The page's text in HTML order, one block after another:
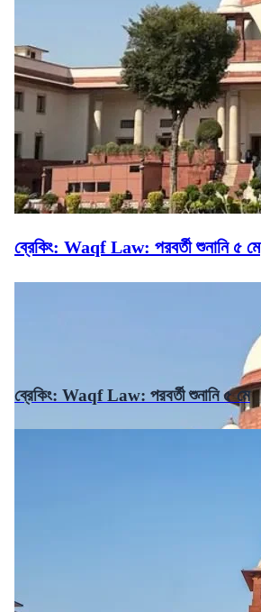
ব্রেকিং: Waqf Law: পরবর্তী শুনানি ৫ মে
ব্রেকিং: Waqf Law: পরবর্তী শুনানি ৫ মে